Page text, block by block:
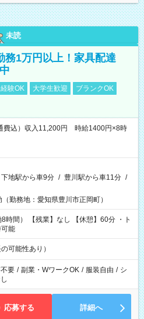
未読
務1万円以上！家具配達
験OK 大学生歓迎
ブランクOK
費込）収入11,200円 時給1400円×8時
下地駅から車9分 / 豊川駅から車11分 /
勤務地：愛知県豊川市正岡町）
憩】60分 ・ト
能
可能性あり）
要 / 副業・WワークOK / 服装自由 / シ
応募する 詳細へ